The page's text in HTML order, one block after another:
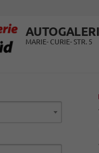
MARIE- CURIE- STR. 5